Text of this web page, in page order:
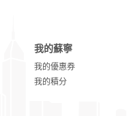
我的蘇寧
我的優惠券
我的積分